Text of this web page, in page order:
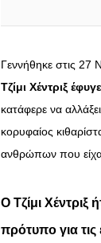
Γεννήθηκε στις 27
Τζίμι Χέντριξ
κατάφερε να
κορυφαίος
ανθρώπων που
Ο Τζίμι
πρότυπο για